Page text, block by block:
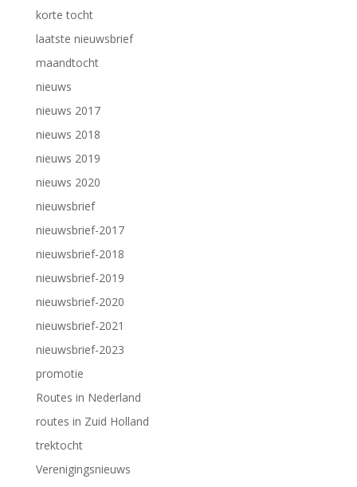
korte tocht
laatste nieuwsbrief
maandtocht
nieuws
nieuws 2017
nieuws 2018
nieuws 2019
nieuws 2020
nieuwsbrief
nieuwsbrief-2017
nieuwsbrief-2018
nieuwsbrief-2019
nieuwsbrief-2020
nieuwsbrief-2021
nieuwsbrief-2023
promotie
Routes in Nederland
routes in Zuid Holland
trektocht
Verenigingsnieuws